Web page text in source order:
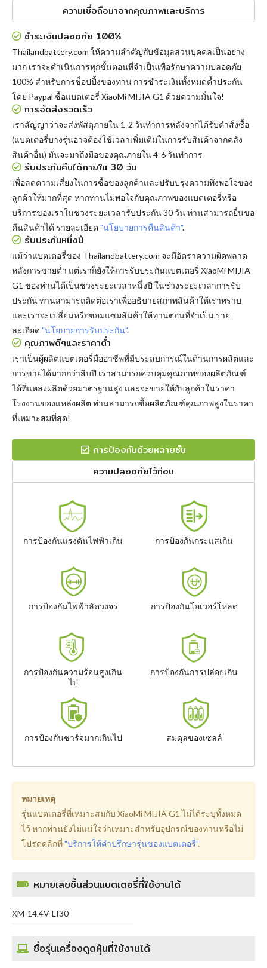
ความเชื่อถือมาจากคุณภาพและบริการ
ชำระเงินปลอดภัย 100%
Thailandbattery.com ให้ความสำคัญกับข้อมูลส่วนบุคคลเป็นอย่าง
มาก เราจะดำเนินการทุกขั้นตอนที่จำเป็นเพื่อรักษาความปลอดภัย
100% สำหรับการช็อปปิ้งของท่าน การชำระเงินทั้งหมดค้ำประกัน
โดย Paypal ซื้อแบตเตอรี่ XiaoMi MIJIA G1 ด้วยความมั่นใจ!
การจัดส่งรวดเร็ว
เราสัญญาว่าจะส่งพัสดุภายใน 1-2 วันทำการหลังจากได้รับคำสั่งซื้อ
(แบตเตอรี่บางรุ่นอาจต้องใช้เวลาเพิ่มเติมในการรับสินค้าจากคลัง
สินค้าอื่น) มันจะมาถึงมือของคุณภายใน 4-6 วันทำการ
รับประกันคืนได้ภายใน 30 วัน
เพื่อลดความเสี่ยงในการซื้อของลูกค้าและปรับปรุงความพึงพอใจของ
ลูกค้าให้มากที่สุด หากท่านไม่พอใจกับคุณภาพของแบตเตอรี่หรือ
บริการของเราในช่วงระยะเวลารับประกัน 30 วัน ท่านสามารถยื่นขอ
คืนสินค้าได้ รายละเอียด "นโยบายการคืนสินค้า".
รับประกันหนึ่งปี
แม้ว่าแบตเตอรี่ของ Thailandbattery.com จะมีอัตราความผิดพลาด
หลังการขายต่ำ แต่เราก็ยังให้การรับประกันแบตเตอรี่ XiaoMi MIJIA
G1 ของท่านได้เป็นช่วงระยะเวลาหนึ่งปี ในช่วงระยะเวลาการรับ
ประกัน ท่านสามารถติดต่อเราเพื่ออธิบายสภาพสินค้าให้เราทราบ
และเราจะเปลี่ยนหรือซ่อมแซมสินค้าให้ท่านตอนที่จำเป็น ราย
ละเอียด "นโยบายการรับประกัน".
คุณภาพดีๆและราคาต่ำ
เราเป็นผู้ผลิตแบตเตอรี่มืออาชีพที่มีประสบการณ์ในด้านการผลิตและ
การขายได้มากกว่าสิบปี เราสามารถควบคุมคุณภาพของผลิตภัณฑ์
ได้ที่แหล่งผลิตด้วยมาตรฐานสูง และจะขายให้กับลูกค้าในราคา
โรงงานของแหล่งผลิต ท่านสามารถซื้อผลิตภัณฑ์คุณภาพสูงในราคา
ที่เหมาะสมที่สุด!
การป้องกันด้วยหลายชั้น
ความปลอดภัยไว้ก่อน
การป้องกันแรงดันไฟฟ้าเกิน การป้องกันกระแสเกิน
การป้องกันไฟฟ้าลัดวงจร การป้องกันโอเวอร์โหลด
การป้องกันความร้อนสูงเกิน
ไป
การป้องกันการปล่อยเกิน
การป้องกันชาร์จมากเกินไป สมดุลของเซลล์
หมายเหตุ
รุ่นแบตเตอรี่ที่เหมาะสมกับ XiaoMi MIJIA G1 ไม่ได้ระบุทั้งหมด
ไว้ หากท่านยังไม่แน่ใจว่าเหมาะสำหรับอุปกรณ์ของท่านหรือไม่
โปรดคลิกที่"บริการให้คำปรึกษารุ่นของแบตเตอรี่".
หมายเลขชิ้นส่วนแบตเตอรี่ที่ใช้งานได้
XM-14.4V-LI30
ชื่อรุ่นเครื่องดูดฝุ่นที่ใช้งานได้